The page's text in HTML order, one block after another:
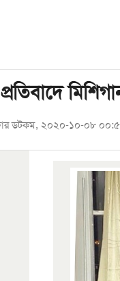
ডটকম, ২০২০-১০-০৮